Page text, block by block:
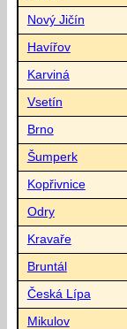
Nový Jičín
Havířov
Karviná
Vsetín
Brno
Šumperk
Kopřivnice
Odry
Kravaře
Bruntál
Česká Lípa
Mikulov